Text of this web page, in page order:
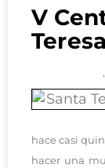
V
hace casi
hacer una